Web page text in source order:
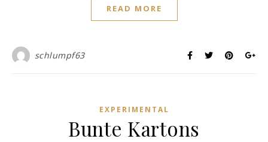
READ MORE
schlumpf63
EXPERIMENTAL
Bunte Kartons